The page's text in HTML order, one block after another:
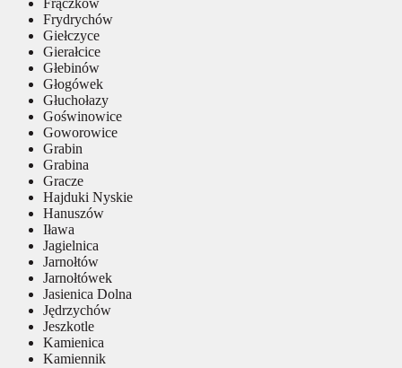
Frydrychów
Giełczyce
Gierałcice
Głebinów
Głogówek
Głuchołazy
Goświnowice
Goworowice
Grabin
Grabina
Gracze
Hajduki Nyskie
Hanuszów
Iława
Jagielnica
Jarnołtów
Jarnołtówek
Jasienica Dolna
Jędrzychów
Jeszkotle
Kamienica
Kamiennik